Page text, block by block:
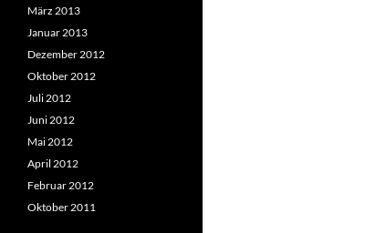
März 2013
Januar 2013
Dezember 2012
Oktober 2012
Juli 2012
Juni 2012
Mai 2012
April 2012
Februar 2012
Oktober 2011